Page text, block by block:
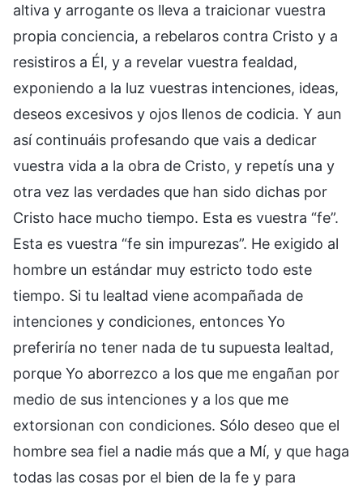
altiva y arrogante os lleva a traicionar vuestra
propia conciencia, a rebelaros contra Cristo y a
resistiros a Él, y a revelar vuestra fealdad,
exponiendo a la luz vuestras intenciones, ideas,
deseos excesivos y ojos llenos de codicia. Y aun
así continuáis profesando que vais a dedicar
vuestra vida a la obra de Cristo, y repetís una y
otra vez las verdades que han sido dichas por
Cristo hace mucho tiempo. Esta es vuestra “fe”.
Esta es vuestra “fe sin impurezas”. He exigido al
hombre un estándar muy estricto todo este
tiempo. Si tu lealtad viene acompañada de
intenciones y condiciones, entonces Yo
preferiría no tener nada de tu supuesta lealtad,
porque Yo aborrezco a los que me engañan por
medio de sus intenciones y a los que me
extorsionan con condiciones. Sólo deseo que el
hombre sea fiel a nadie más que a Mí, y que haga
todas las cosas por el bien de la fe y para